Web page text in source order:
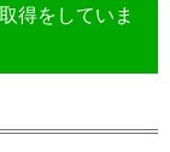
得をしていま